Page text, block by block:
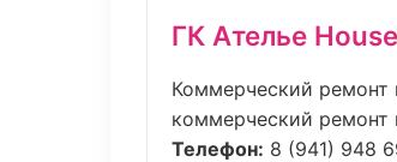
ГК Ателье House
Коммерческий ремонт
коммерческий ремонт
Телефон: 8 (941) 948